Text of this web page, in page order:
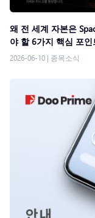
왜 전 세계 자본은
야 할 6가지 핵심 포인
2026-06-10 | 종목소식